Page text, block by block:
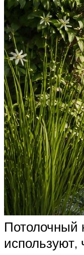
Потолочный
используют,